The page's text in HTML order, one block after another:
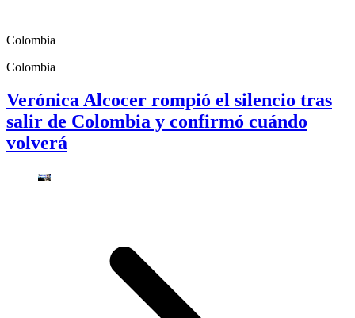
Colombia
Colombia
Verónica Alcocer rompió el silencio tras
salir de Colombia y confirmó cuándo
volverá